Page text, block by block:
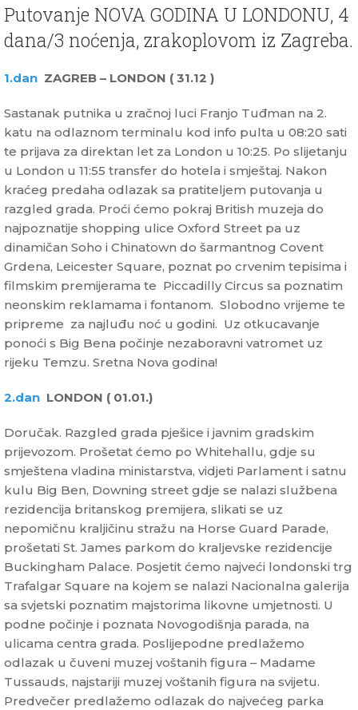
Putovanje NOVA GODINA U LONDONU, 4
dana/3 noćenja, zrakoplovom iz Zagreba.
1.dan ZAGREB – LONDON ( 31.12 )
Sastanak putnika u zračnoj luci Franjo Tuđman na 2.
katu na odlaznom terminalu kod info pulta u 08:20 sati
te prijava za direktan let za London u 10:25. Po slijetanju
u London u 11:55 transfer do hotela i smještaj. Nakon
kraćeg predaha odlazak sa pratiteljem putovanja u
razgled grada. Proći ćemo pokraj British muzeja do
najpoznatije shopping ulice Oxford Street pa uz
dinamičan Soho i Chinatown do šarmantnog Covent
Grdena, Leicester Square, poznat po crvenim tepisima i
filmskim premijerama te Piccadilly Circus sa poznatim
neonskim reklamama i fontanom. Slobodno vrijeme te
pripreme za najluđu noć u godini. Uz otkucavanje
ponoći s Big Bena počinje nezaboravni vatromet uz
rijeku Temzu. Sretna Nova godina!
2.dan LONDON ( 01.01.)
Doručak. Razgled grada pješice i javnim gradskim
prijevozom. Prošetat ćemo po Whitehallu, gdje su
smještena vladina ministarstva, vidjeti Parlament i satnu
kulu Big Ben, Downing street gdje se nalazi službena
rezidencija britanskog premijera, slikati se uz
nepomičnu kraljičinu stražu na Horse Guard Parade,
prošetati St. James parkom do kraljevske rezidencije
Buckingham Palace. Posjetit ćemo najveći londonski trg
Trafalgar Square na kojem se nalazi Nacionalna galerija
sa svjetski poznatim majstorima likovne umjetnosti. U
podne počinje i poznata Novogodišnja parada, na
ulicama centra grada. Poslijepodne predlažemo
odlazak u čuveni muzej voštanih figura – Madame
Tussauds, najstariji muzej voštanih figura na svijetu.
Predvečer predlažemo odlazak do najvećeg parka